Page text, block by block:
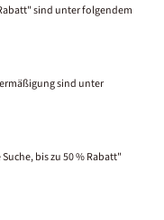
sind unter folgendem
sind unter
bis zu 50 % Rabatt"